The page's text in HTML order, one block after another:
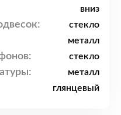
вниз
стекло
металл
стекло
металл
глянцевый